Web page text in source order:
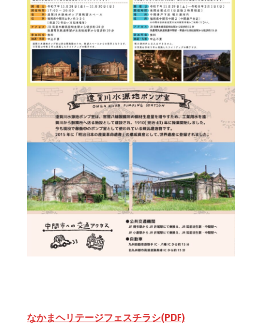
なかまヘリテージフェスチラシ(PDF)